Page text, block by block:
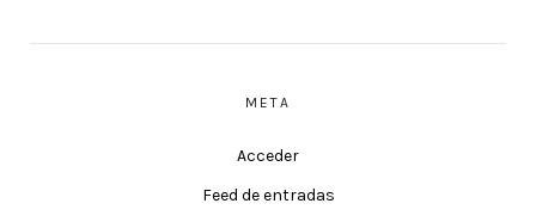
META
Acceder
Feed de entradas